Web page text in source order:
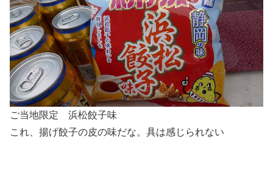
ご当地限定 浜松餃子味
これ、揚げ餃子の皮の味だな。具は感じられない